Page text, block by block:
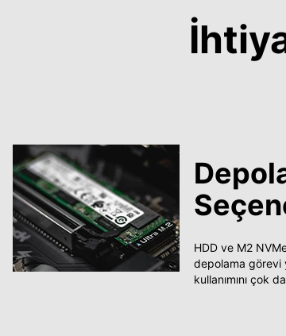
HDD ve M2
depolama görevi
kullanımını çok